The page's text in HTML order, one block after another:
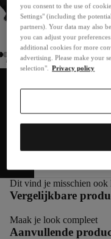
Gratis
30 dagen
Dit vind je misschien ook
Vergelijkbare
Maak je look compleet
Aanvullende
you consent to the use of
Settings" (including the
partners). Your data may also
you can adjust your
additional cookies for more
advertising. Please make your
selection".
Privacy policy